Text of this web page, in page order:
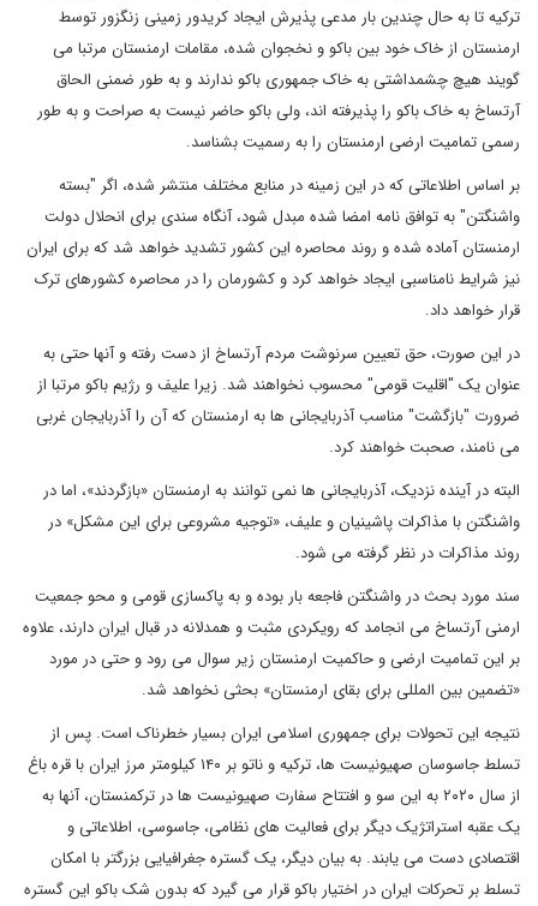
ترکیه تا به حال چندین بار مدعی پذیرش ایجاد کریدور زمینی زنگزور توسط
ارمنستان از خاک خود بین باکو و نخجوان شده، مقامات ارمنستان مرتبا می
گویند هیچ چشمداشتی به خاک جمهوری باکو ندارند و به طور ضمنی الحاق
آرتساخ به خاک باکو را پذیرفته اند، ولی باکو حاضر نیست به صراحت و به طور
رسمی تمامیت ارضی ارمنستان را به رسمیت بشناسد.
بر اساس اطلاعاتی که در این زمینه در منابع مختلف منتشر شده، اگر "بسته
واشنگتن" به توافق نامه امضا شده مبدل شود، آنگاه سندی برای انحلال دولت
ارمنستان آماده شده و روند محاصره این کشور تشدید خواهد شد که برای ایران
نیز شرایط نامناسبی ایجاد خواهد کرد و کشورمان را در محاصره کشورهای ترک
قرار خواهد داد.
در این صورت، حق تعیین سرنوشت مردم آرتساخ از دست رفته و آنها حتی به
عنوان یک "اقلیت قومی" محسوب نخواهند شد. زیرا علیف و رژیم باکو مرتبا از
ضرورت "بازگشت" مناسب آذربایجانی ها به ارمنستان که آن را آذربایجان غربی
می نامند، صحبت خواهند کرد.
البته در آینده نزدیک، آذربایجانی ها نمی توانند به ارمنستان «بازگردند»، اما در
واشنگتن با مذاکرات پاشینیان و علیف، «توجیه مشروعی برای این مشکل» در
روند مذاکرات در نظر گرفته می شود.
سند مورد بحث در واشنگتن فاجعه بار بوده و به پاکسازی قومی و محو جمعیت
ارمنی آرتساخ می انجامد که رویکردی مثبت و همدلانه در قبال ایران دارند، علاوه
بر این تمامیت ارضی و حاکمیت ارمنستان زیر سوال می رود و حتی در مورد
«تضمین بین المللی برای بقای ارمنستان» بحثی نخواهد شد.
نتیجه این تحولات برای جمهوری اسلامی ایران بسیار خطرناک است. پس از
تسلط جاسوسان صهیونیست ها، ترکیه و ناتو بر ۱۴۰ کیلومتر مرز ایران با قره باغ
از سال ۲۰۲۰ به این سو و افتتاح سفارت صهیونیست ها در ترکمنستان، آنها به
یک عقبه استراتژیک دیگر برای فعالیت های نظامی، جاسوسی، اطلاعاتی و
اقتصادی دست می یابند. به بیان دیگر، یک گستره جغرافیایی بزرگتر با امکان
تسلط بر تحرکات ایران در اختیار باکو قرار می گیرد که بدون شک باکو این گستره